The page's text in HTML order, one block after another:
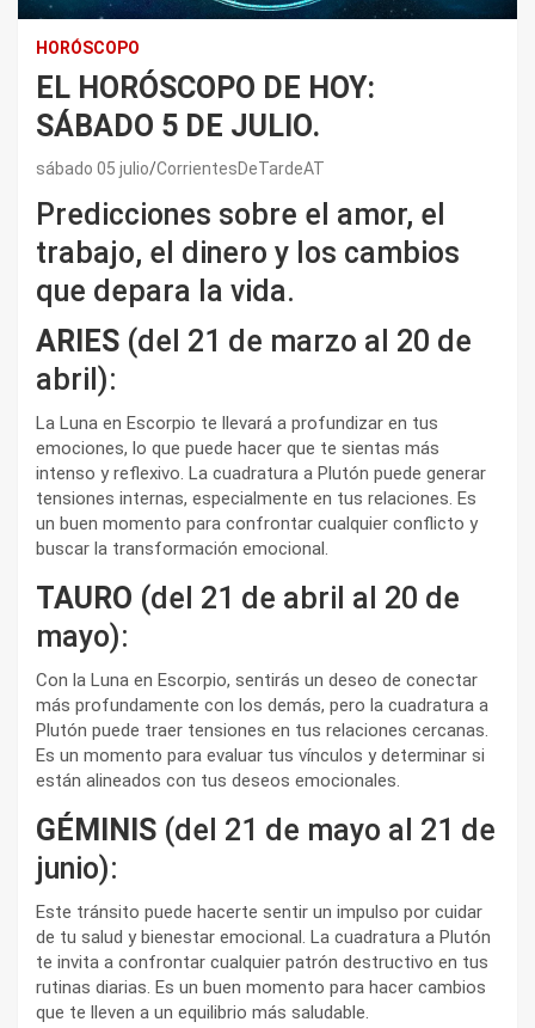
HORÓSCOPO
EL HORÓSCOPO DE HOY:
SÁBADO 5 DE JULIO.
sábado 05 julio CorrientesDeTardeAT
Predicciones sobre el amor, el
trabajo, el dinero y los cambios
que depara la vida.
ARIES (del 21 de marzo al 20 de
abril):
La Luna en Escorpio te llevará a profundizar en tus
emociones, lo que puede hacer que te sientas más
intenso y reflexivo. La cuadratura a Plutón puede generar
tensiones internas, especialmente en tus relaciones. Es
un buen momento para confrontar cualquier conflicto y
buscar la transformación emocional.
TAURO (del 21 de abril al 20 de
mayo):
Con la Luna en Escorpio, sentirás un deseo de conectar
más profundamente con los demás, pero la cuadratura a
Plutón puede traer tensiones en tus relaciones cercanas.
Es un momento para evaluar tus vínculos y determinar si
están alineados con tus deseos emocionales.
GÉMINIS (del 21 de mayo al 21 de
junio):
Este tránsito puede hacerte sentir un impulso por cuidar
de tu salud y bienestar emocional. La cuadratura a Plutón
te invita a confrontar cualquier patrón destructivo en tus
rutinas diarias. Es un buen momento para hacer cambios
que te lleven a un equilibrio más saludable.